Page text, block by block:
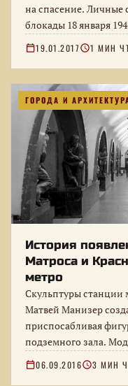
на спасение. Личные
блокады 18 января
19.01.2017 1 МИН
ГОРОДА И
История
Матроса и
метро
Скульптуры станции
Матвей Манизер
приспосабливая
подземного зала.
краснофлотца,
06.09.2016 3 МИН